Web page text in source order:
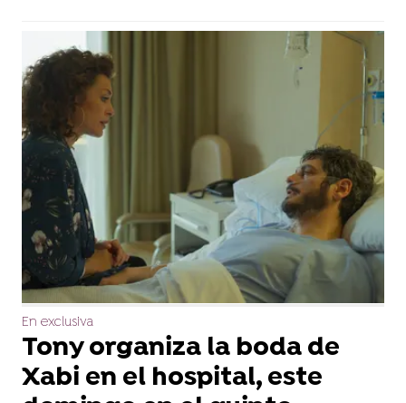
En exclusiva
Tony organiza la boda de
Xabi en el hospital, este